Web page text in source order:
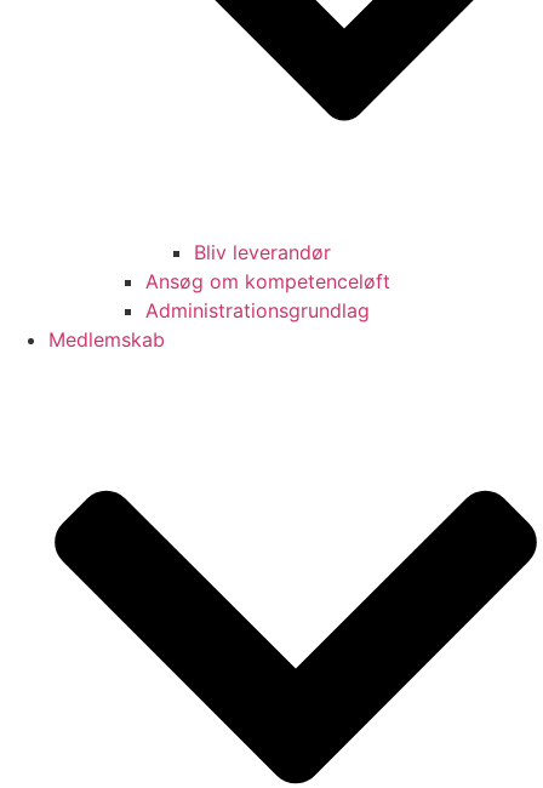
Bliv leverandør
Ansøg om kompetenceløft
Administrationsgrundlag
Medlemskab